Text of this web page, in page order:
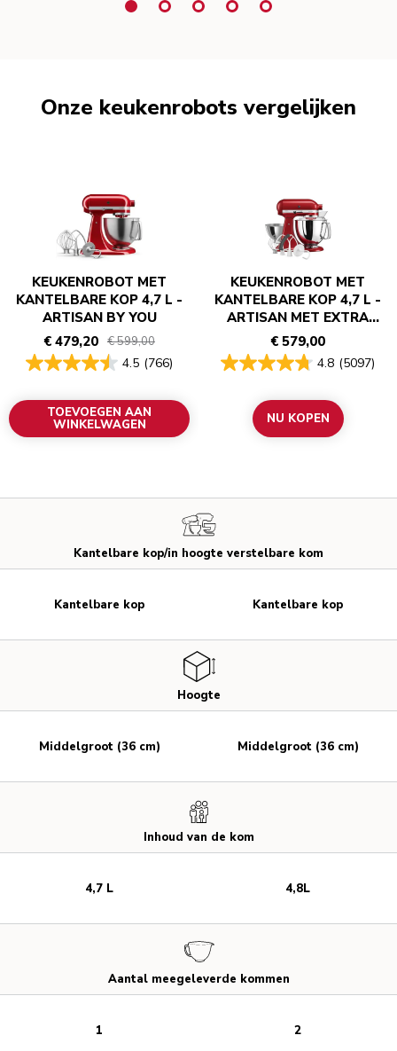
Onze keukenrobots vergelijken
KEUKENROBOT MET
KANTELBARE KOP 4,7 L -
ARTISAN BY YOU
€ 479,20 € 599,00
4.5 (766)
TOEVOEGEN AAN
WINKELWAGEN
KEUKENROBOT MET
KANTELBARE KOP 4,7 L -
ARTISAN MET EXTRA
ACCESSOIRES
€ 579,00
4.8 (5097)
NU KOPEN
Kantelbare kop/in hoogte verstelbare kom
Hoogte
Inhoud van de kom
Aantal meegeleverde kommen
Kantelbare kop
Middelgroot (36 cm)
4,7 L
1
Kantelbare kop
Middelgroot (36 cm)
4,8L
2